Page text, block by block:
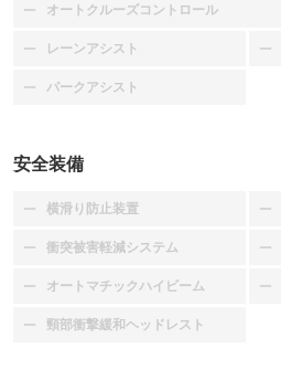
オートクルーズコントロール
：装備なし
レーンアシスト
：装備なし
パークアシスト
：装備なし
安全装備
横滑り防止装置
：装備なし
衝突被害軽減システム
：装備なし
オートマチックハイビーム
：装備なし
頸部衝撃緩和ヘッドレスト
：装備なし